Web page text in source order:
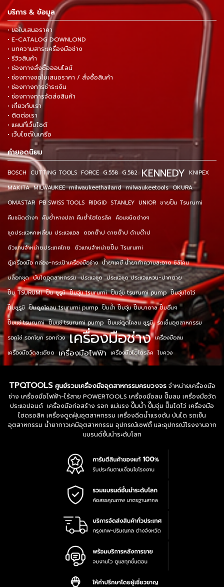
บริการ & ข้อมูล
• ขอใบเสนอราคา
• E-CATALOG DOWNLOND
• บทความสาระเครื่องมือช่าง
• รีวิวสินค้า
• ช่องทางสั่งซื้อออนไลน์
• ช่องทางขอใบเสนอราคา / สั่งซื้อสินค้า
• ช่องทางการชำระเงิน
• ช่องทางการจัดส่งสินค้า
• เกี่ยวกับเรา
• ติดต่อเรา
• แผนที่เว็บไซต์
• เว็บไซต์ในเครือ
คำยอดนิยม
BOSCH CUTTING TOOLS FORCE G.558 G.582 KENNEDY KNIPEX
MAKITA MILWAUKEE milwaukeethailand milwaukeetools OKURA
OMASTAR PB SWISS TOOLS RIDGID STANLEY UNIOR ขายปั๊ม Tsurumi
คีมชนิดต่างๆ คีมย้ำหางปลา คีมย้ำไฮโดรลิค ค้อนชนิดต่างๆ
ชุดประแจหกเหลี่ยม ประแจแอล ดอกต๊าป ดายต๊าป ด้ามต๊าป
ตัวแทนจำหน่ายประเทศไทย ตัวแทนจำหน่ายปั๊ม Tsurumi
ตู้เครื่องมือ กล่อง-กระเป๋าเครื่องมือช่าง น้ำยาเคมี น้ำยาทำความสะอาด ซิลิโคน
บล็อกชุด บันไดอุตสาหกรรม ประแจชุด ประแจชุด ประแจแหวน-ปากตาย
ปั๊ม TSURUMI ปั๊ม ซูรูมิ ปั๊มจุ่ม tsurumi ปั๊มจุ่ม tsurumi pump ปั๊มจุ่มไดโว่
ปั๊มซูรูมิ ปั๊มดูดโคลน tsurumi pump ปั๊มน้ำ ปั๊มจุ่ม ปั๊มบาดาล ปั๊มอื่นๆ
ปั๊มแช่ tsurumi ปั๊มแช่ tsurumi pump ปั๊มแช่ดูดโคลน ซูรูมิ รถเข็นอุตสาหกรรม
รอกโซ่ รอกโยก รอกถ่วง เครื่องมือช่าง เครื่องมือลม
เครื่องมือวัดละเอียด เครื่องมือไฟฟ้า เครื่องมือไฮโดรลิค ไขควง
TPQTOOLS ศูนย์รวมเครื่องมืออุตสาหกรรมครบวงจรจำหน่ายเครื่องมือ
ช่าง เครื่องมือไฟฟ้า-ไร้สาย POWERTOOLS เครื่องมือลม ปั๊มลม เครื่องมือวัด
ประแจปอนด์ เครื่องมือก่อสร้าง รอก แม่แรง ปั๊มน้ำ ปั๊มจุ่ม ปั๊มไดโว่ เครื่องมือ
ไฮดรอลิค เครื่องดูดฝุ่นอุตสาหกรรม เครื่องฉีดน้ำแรงดัน บันได รถเข็น
อุตสาหกรรม น้ำยากาวเคมีอุตสาหกรรม อุปกรณ์เซฟตี้ และอุปกรณ์โรงงานจาก
แบรนด์ชั้นนำระดับโลก